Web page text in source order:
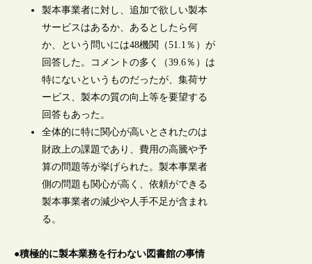
製本事業者に対し、追加で欲しい製本
サービスはあるか、あるとしたら何
か、という問いには48機関（51.1％）が
回答した。コメントの多く（39.6％）は
特にないというものだったが、集荷サ
ービス、製本の質の向上等を要望する
回答もあった。
全体的に特に関心が高いとされたのは
財政上の課題であり、費用の高騰や予
算の問題等が挙げられた。製本事業者
側の問題も関心が高く、依頼ができる
製本事業者の減少や人手不足が含まれ
る。
●積極的に製本業務を行わない図書館の事情